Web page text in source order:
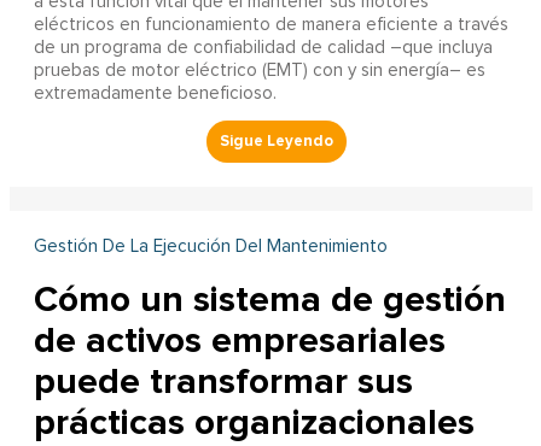
eléctricos en funcionamiento de manera eficiente a través
de un programa de confiabilidad de calidad –que incluya
pruebas de motor eléctrico (EMT) con y sin energía– es
extremadamente beneficioso.
Gestión De La Ejecución Del Mantenimiento
Cómo un sistema de gestión
de activos empresariales
puede transformar sus
prácticas organizacionales